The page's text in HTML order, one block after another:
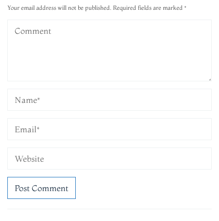
Your email address will not be published. Required fields are marked *